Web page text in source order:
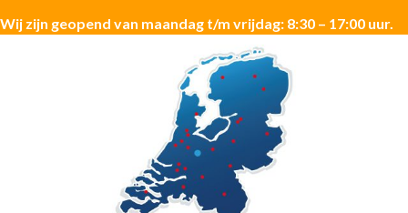
Wij zijn geopend van maandag t/m vrijdag: 8:30 – 17:00 uur.